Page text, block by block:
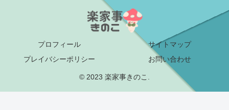
プロフィール
サイトマップ
プレイバシーポリシー
お問い合わせ
© 2023 楽家事きのこ.